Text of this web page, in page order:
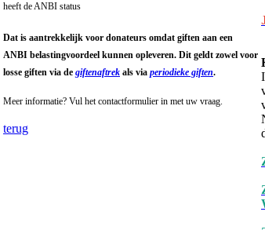
heeft de ANBI status
Dat is aantrekkelijk voor donateurs omdat giften aan een
ANBI belastingvoordeel kunnen opleveren. Dit geldt zowel voor
losse giften via de giftenaftrek als via periodieke giften.
Meer informatie? Vul het contactformulier in met uw vraag.
terug